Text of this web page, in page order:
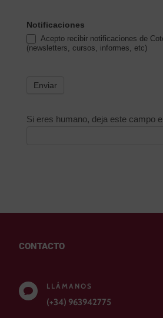
Notificaciones
Acepto recibir notificaciones de
(newsletters, cursos, informes, etc)
Enviar
Si eres humano, deja este campo
CONTACTO

LLÁMANOS
(+34) 963942775